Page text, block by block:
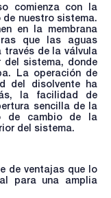
comienza con la
nuestro sistema.
en la membrana
que las aguas
través de la válvula
sistema, donde
La operación de
del disolvente ha
la facilidad de
sencilla de la
de cambio de la
del sistema.
de ventajas que lo
para una amplia